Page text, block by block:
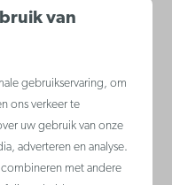
van
gebruikservaring, om
ons verkeer te
uw gebruik van onze
adverteren en analyse.
met andere